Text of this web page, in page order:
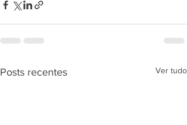
Posts recentes Ver tudo